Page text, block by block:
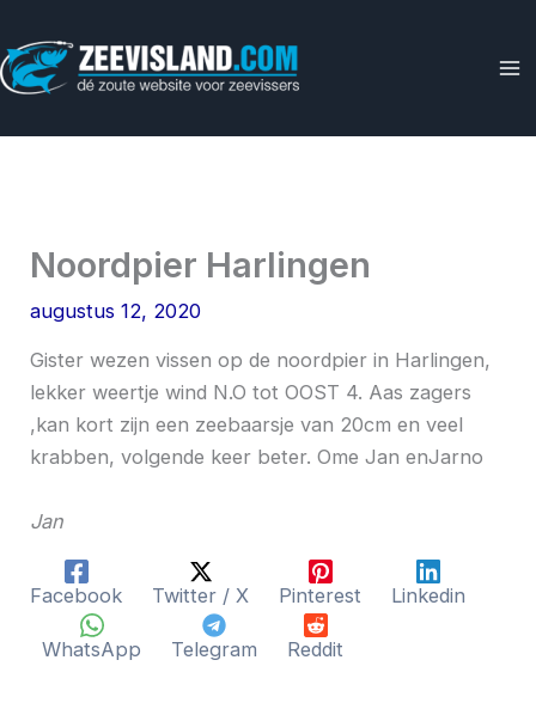
naar
de
Noordpier Harlingen
augustus 12, 2020
Gister wezen vissen op de noordpier in Harlingen,
lekker weertje wind N.O tot OOST 4. Aas zagers
,kan kort zijn een zeebaarsje van 20cm en veel
krabben, volgende keer beter. Ome Jan enJarno
Jan
Facebook Twitter / X Pinterest Linkedin
WhatsApp Telegram Reddit